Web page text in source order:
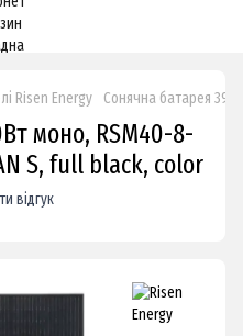
Risen Energy Сонячна батарея
моно, RSM40-8-
S, full black, color
відгук